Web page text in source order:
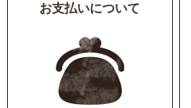
お支払いについて